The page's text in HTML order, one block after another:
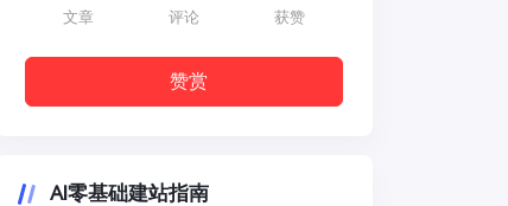
文章 评论 获赞
赞赏
AI零基础建站指南